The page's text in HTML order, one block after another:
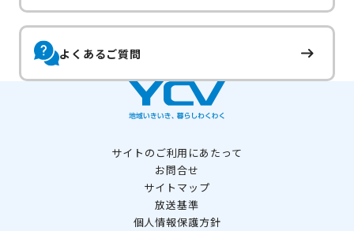
よくあるご質問
サイトのご利用にあたって
お問合せ
サイトマップ
放送基準
個人情報保護方針